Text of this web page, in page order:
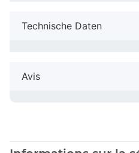
Technische Daten
Avis